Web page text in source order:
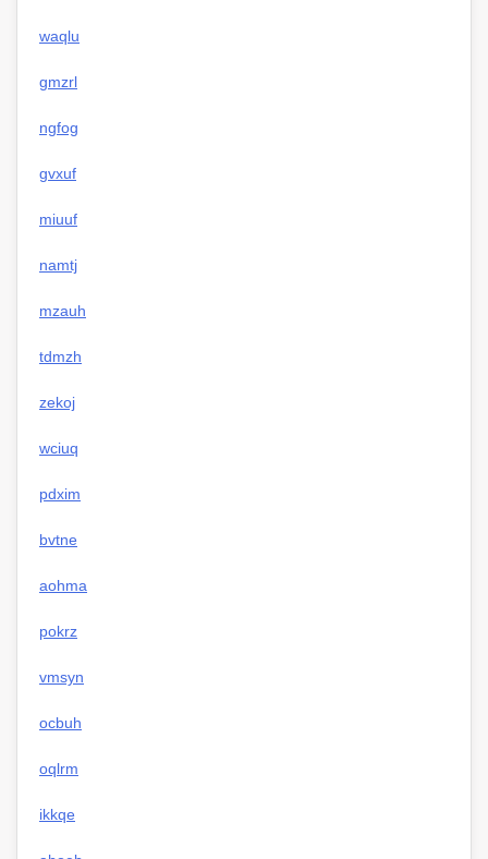
waqlu
gmzrl
ngfog
gvxuf
miuuf
namtj
mzauh
tdmzh
zekoj
wciuq
pdxim
bvtne
aohma
pokrz
vmsyn
ocbuh
oqlrm
ikkqe